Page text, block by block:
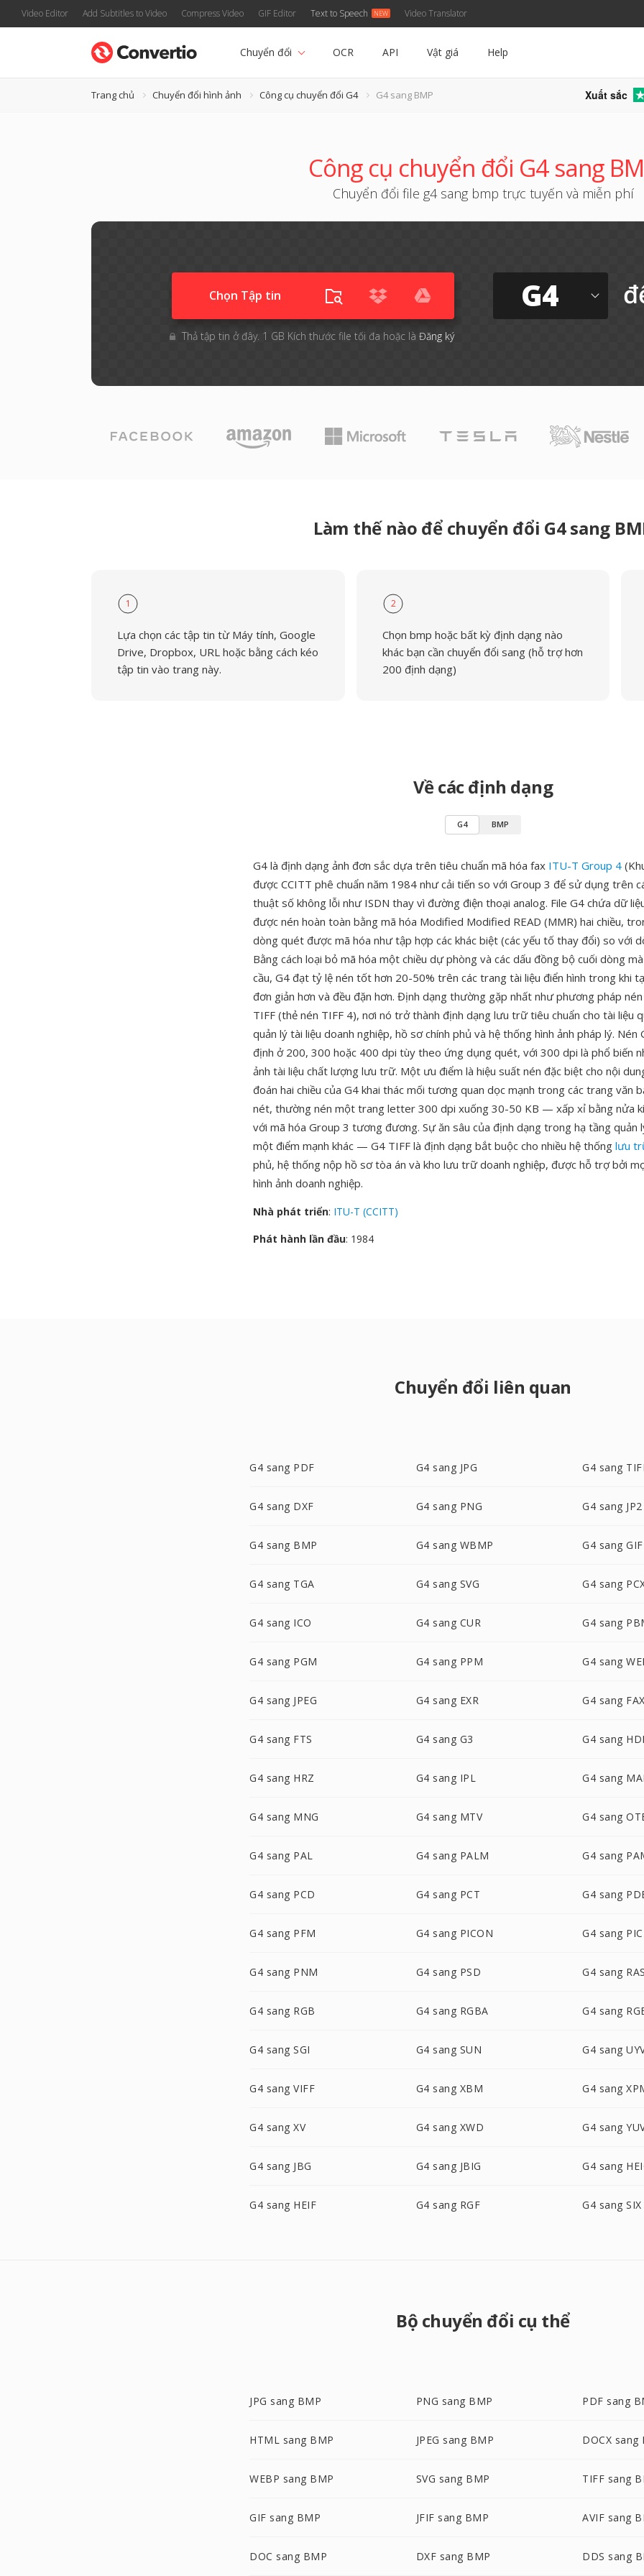
Video Editor Add Subtitles to Video Compress Video GIF Editor Text to Speech Video Translator
Chuyển đổi OCR API Vật giá Help
Trang chủ Chuyển đổi hình ảnh Công cụ chuyển đổi G4 G4 sang BMP Xuất sắc
Công cụ chuyển đổi G4 sang
Chuyển đổi file g4 sang bmp trực tuyến và miễn phí
Chọn Tập tin
Thả tập tin ở đây. 1 GB Kích thước file tối đa hoặc là Đăng ký
G4
Làm thế nào để chuyển đổi G4 sang
1
Lựa chọn các tập tin từ Máy tính, Google
Drive, Dropbox, URL hoặc bằng cách kéo
tập tin vào trang này.
2
Chọn bmp hoặc bất kỳ định dạng nào
khác bạn cần chuyển đổi sang (hỗ trợ hơn
200 định dạng)
Về các định dạng
G4 BMP
G4 là định dạng ảnh đơn sắc dựa trên tiêu chuẩn mã hóa fax ITU-T Group 4
được CCITT phê chuẩn năm 1984 như cải tiến so với Group 3 để sử dụng trên
thuật số không lỗi như ISDN thay vì đường điện thoại analog. File G4 chứa dữ
được nén hoàn toàn bằng mã hóa Modified Modified READ (MMR) hai chiều,
dòng quét được mã hóa như tập hợp các khác biệt (các yếu tố thay đổi) so với
Bằng cách loại bỏ mã hóa một chiều dự phòng và các dấu đồng bộ cuối dòng
cầu, G4 đạt tỷ lệ nén tốt hơn 20-50% trên các trang tài liệu điển hình trong khi
đơn giản hơn và đều đặn hơn. Định dạng thường gặp nhất như phương pháp
TIFF (thẻ nén TIFF 4), nơi nó trở thành định dạng lưu trữ tiêu chuẩn cho tài liệu
quản lý tài liệu doanh nghiệp, hồ sơ chính phủ và hệ thống hình ảnh pháp lý. Nén
định ở 200, 300 hoặc 400 dpi tùy theo ứng dụng quét, với 300 dpi là phổ biến
ảnh tài liệu chất lượng lưu trữ. Một ưu điểm là hiệu suất nén đặc biệt cho nội
đoán hai chiều của G4 khai thác mối tương quan dọc mạnh trong các trang văn
nét, thường nén một trang letter 300 dpi xuống 30-50 KB — xấp xỉ bằng nửa
với mã hóa Group 3 tương đương. Sự ăn sâu của định dạng trong hạ tầng quản
một điểm mạnh khác — G4 TIFF là định dạng bắt buộc cho nhiều hệ thống lưu
phủ, hệ thống nộp hồ sơ tòa án và kho lưu trữ doanh nghiệp, được hỗ trợ bởi
hình ảnh doanh nghiệp.
Nhà phát triển: ITU-T (CCITT)
Phát hành lần đầu: 1984
Chuyển đổi liên quan
G4 sang PDF G4 sang JPG G4 sang
G4 sang DXF G4 sang PNG G4 sang JP2
G4 sang BMP G4 sang WBMP G4 sang GIF
G4 sang TGA G4 sang SVG G4 sang
G4 sang ICO G4 sang CUR G4 sang
G4 sang PGM G4 sang PPM G4 sang
G4 sang JPEG G4 sang EXR G4 sang
G4 sang FTS G4 sang G3 G4 sang
G4 sang HRZ G4 sang IPL G4 sang
G4 sang MNG G4 sang MTV G4 sang
G4 sang PAL G4 sang PALM G4 sang
G4 sang PCD G4 sang PCT G4 sang
G4 sang PFM G4 sang PICON G4 sang
G4 sang PNM G4 sang PSD G4 sang
G4 sang RGB G4 sang RGBA G4 sang
G4 sang SGI G4 sang SUN G4 sang
G4 sang VIFF G4 sang XBM G4 sang
G4 sang XV G4 sang XWD G4 sang
G4 sang JBG G4 sang JBIG G4 sang
G4 sang HEIF G4 sang RGF G4 sang SIX
Bộ chuyển đổi cụ thể
JPG sang BMP PNG sang BMP PDF sang
HTML sang BMP JPEG sang BMP DOCX sang
WEBP sang BMP SVG sang BMP TIFF sang
GIF sang BMP JFIF sang BMP AVIF sang
DOC sang BMP DXF sang BMP DDS sang